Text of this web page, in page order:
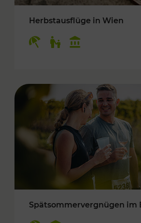
Herbstausflüge in Wien
Spätsommervergnügen im